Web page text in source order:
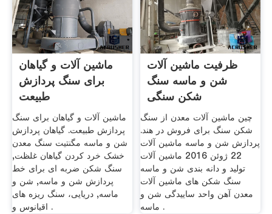
ماشین آلات و گیاهان
برای سنگ پردازش
طبیعت
ماشین آلات و گیاهان برای سنگ
پردازش طبیعت. گیاهان پردازش
شن و ماسه مگنتیت سنگ معدن
خشک خرد کردن گیاهان غلظت,
سنگ شکن ضربه ای برای خط
پردازش شن و ماسه, شن و
ماسه, دریایی، سنگ ریزه های
اقیانوس و .
ظرفیت ماشین آلات
شن و ماسه سنگ
شکن سنگی
چین ماشین آلات معدن از سنگ
شکن سنگ برای فروش در هند.
پردازش شن و ماسه ماشین آلات
22 ژوئن 2016 ماشین آلات
تولید و دانه بندی شن و ماسه
سنگ شکن های ماشین آلات
معدن آهن واحد ساییدگی شن و
ماسه .